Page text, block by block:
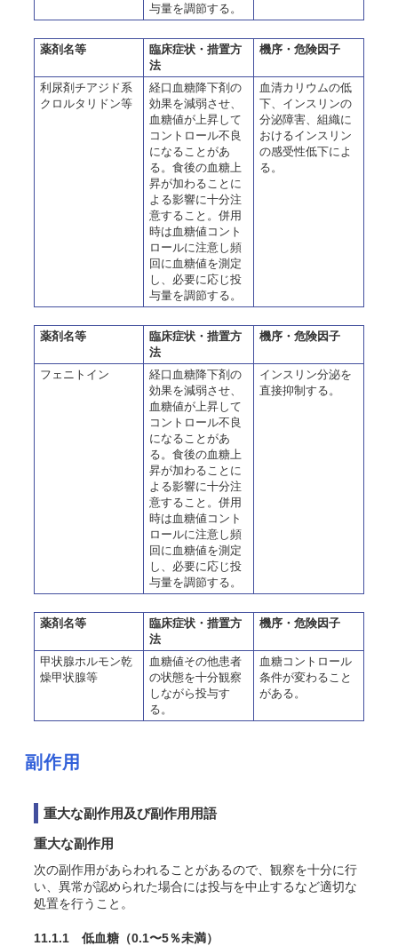
与量を調節する。
薬剤名等
臨床症状・措置方
法
機序・危険因子
利尿剤チアジド系
クロルタリドン等
経口血糖降下剤の
効果を減弱させ、
血糖値が上昇して
コントロール不良
になることがあ
る。食後の血糖上
昇が加わることに
よる影響に十分注
意すること。併用
時は血糖値コント
ロールに注意し頻
回に血糖値を測定
し、必要に応じ投
与量を調節する。
血清カリウムの低
下、インスリンの
分泌障害、組織に
おけるインスリン
の感受性低下によ
る。
薬剤名等
臨床症状・措置方
法
機序・危険因子
フェニトイン
経口血糖降下剤の
効果を減弱させ、
血糖値が上昇して
コントロール不良
になることがあ
る。食後の血糖上
昇が加わることに
よる影響に十分注
意すること。併用
時は血糖値コント
ロールに注意し頻
回に血糖値を測定
し、必要に応じ投
与量を調節する。
インスリン分泌を
直接抑制する。
薬剤名等
臨床症状・措置方
法
機序・危険因子
甲状腺ホルモン乾
燥甲状腺等
血糖値その他患者
の状態を十分観察
しながら投与す
る。
血糖コントロール
条件が変わること
がある。
副作用
重大な副作用及び副作用用語
重大な副作用
次の副作用があらわれることがあるので、観察を十分に行
い、異常が認められた場合には投与を中止するなど適切な
処置を行うこと。
11.1.1 低血糖 （0.1〜5％未満）